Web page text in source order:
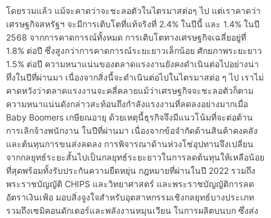
โดยรวมแล้ว แม้จะคาดว่าจะชะลอตัวในไตรมาสต่อๆ ไป แต่เราคาดว่า
เศรษฐกิจสหรัฐฯ จะมีการเติบโตที่แท้จริงที่ 2.4% ในปีนี้ และ 1.4% ในปี
2568 จากการคาดการณ์ทั้งหมด การเติบโตทางเศรษฐกิจเฉลี่ยอยู่ที่
1.8% ต่อปี ซึ่งสูงกว่าการคาดการณ์ระยะยาวเล็กน้อย ศักยภาพระยะยาว
1.5% ต่อปี ความหนาแน่นของตลาดแรงงานยังคงดำเนินต่อไปอย่างน่า
ทึ่งในปีที่ผ่านมา เนื่องจากสิ่งนี้จะดำเนินต่อไปในไตรมาสต่อ ๆ ไป เราไม่
คาดหวังว่าตลาดแรงงานจะคลี่คลายแม้ว่าเศรษฐกิจจะชะลอตัวก็ตาม
ความหนาแน่นดังกล่าวสะท้อนถึงกำลังแรงงานที่ลดลงอย่างมากเมื่อ
Baby Boomers เกษียณอายุ ด้วยเหตุนี้ธุรกิจจึงมีแนวโน้มที่จะต่อต้าน
การเลิกจ้างพนักงาน ในปีที่ผ่านมา เนื่องจากข้อจำกัดด้านสินค้าคงคลัง
และต้นทุนการขนส่งลดลง การพิจารณาด้านห่วงโซ่อุปทานจึงเปลี่ยน
จากกลยุทธ์ระยะสั้นไปเป็นกลยุทธ์ระยะยาวในการลดต้นทุนให้เหลือน้อย
ที่สุดพร้อมทั้งรับประกันความยืดหยุ่น กฎหมายที่ผ่านในปี 2022 รวมถึง
พระราชบัญญัติ CHIPS และวิทยาศาสตร์ และพระราชบัญญัติการลด
อัตราเงินเฟ้อ มอบสิ่งจูงใจสำหรับอุตสาหกรรมเชิงกลยุทธ์บางประเภท
รวมถึงเซมิคอนดักเตอร์และพลังงานหมุนเวียน ในการผลิตบนบก ซึ่งส่ง